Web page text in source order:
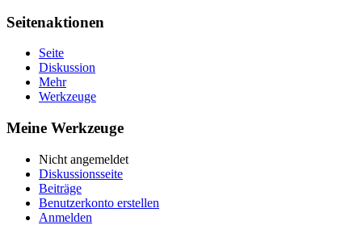
Seitenaktionen
Seite
Diskussion
Mehr
Werkzeuge
Meine Werkzeuge
Nicht angemeldet
Diskussionsseite
Beiträge
Benutzerkonto erstellen
Anmelden